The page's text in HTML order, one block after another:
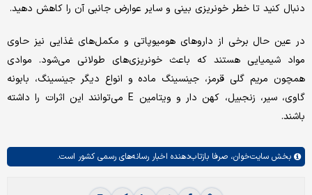
دنبال کنید تا خطر خونریزی بینی و سایر عوارض جانبی آن را کاهش دهید.
در عین حال برخی از داروهای هومیوپاتی و مکمل‌های غذایی نیز حاوی
مواد شیمیایی هستند که باعث خونریزی‌های طولانی می‌شود. موادی
همچون مریم گلی قرمز، جینسینگ ماده و انواع دیگر جینسینگ، بابونه
گاوی، سیر، زنجبیل، کهن دار و ویتامین E می‌توانند این اثرات را داشته
باشند.
بخش سایت‌خوان، صرفا بازتاب‌دهنده اخبار رسانه‌های رسمی کشور است.